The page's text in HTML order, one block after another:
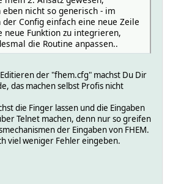
nicht so generisch - im
Config einfach eine neue Zeile
neue Funktion zu integrieren,
die Routine anpassen..
der "fhem.cfg" machst Du Dir
das machen selbst Profis nicht
die Finger lassen und die Eingaben
Telnet machen, denn nur so greifen
der Eingaben von FHEM.
viel weniger Fehler eingeben.